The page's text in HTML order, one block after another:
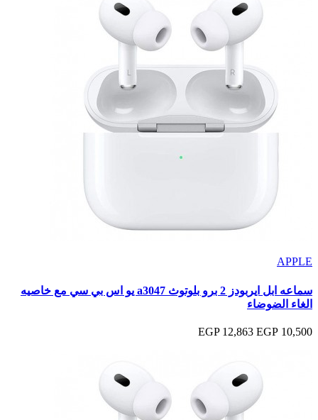
APPLE
سماعه ابل ايربودز 2 برو بلوتوث a3047 يو اس بي سي مع خاصيه
الغاء الضوضاء
10,500 EGP
12,863 EGP